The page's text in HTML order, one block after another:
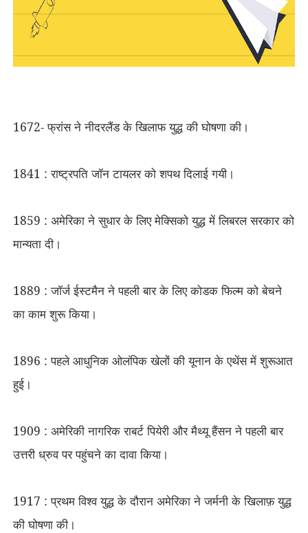
1672- फ्रांस ने नीदरलैंड के खिलाफ युद्ध की घोषणा की।
1841 : राष्ट्रपति जॉन टायलर को शपथ दिलाई गयी।
1859 : अमेरिका ने सुधार के लिए मेक्सिको युद्ध में लिबरल सरकार को
मान्यता दी।
1889 : जॉर्ज ईस्टमैन ने पहली बार के लिए कोडक फिल्म को बेचने
का काम शुरू किया।
1896 : पहले आधुनिक ओलंपिक खेलों की यूनान के एथेंस में शुरूआत
हुई।
1909 : अमेरिकी नागरिक राबर्ट पियेरी और मैथ्यू हैंसन ने पहली बार
उत्तरी ध्रुव पर पहुंचने का दावा किया।
1917 : प्रथम विश्व युद्ध के दौरान अमेरिका ने जर्मनी के खिलाफ़ युद्ध
की घोषणा की।